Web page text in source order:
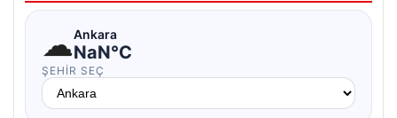
☁Ankara
NaN°C
ŞEHIR SEÇ